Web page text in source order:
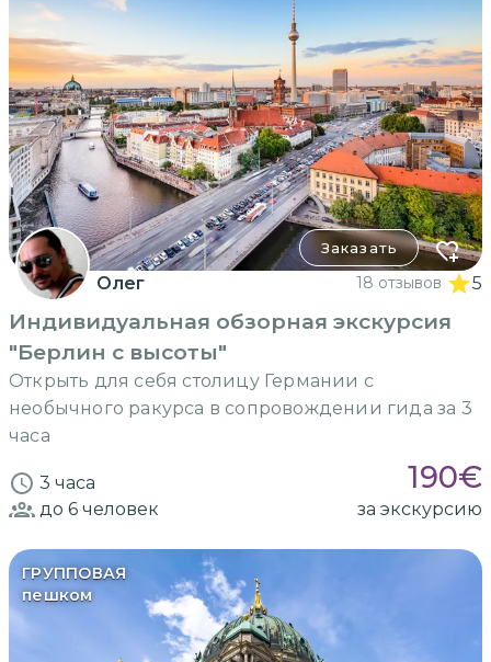
Заказать
Олег 18 отзывов 5
Индивидуальная обзорная экскурсия
"Берлин с высоты"
Открыть для себя столицу Германии с
необычного ракурса в сопровождении гида за 3
часа
3 часа 190€
до 6 человек за экскурсию
ГРУППОВАЯ
пешком